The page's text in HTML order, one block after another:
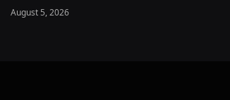
August 5, 2026